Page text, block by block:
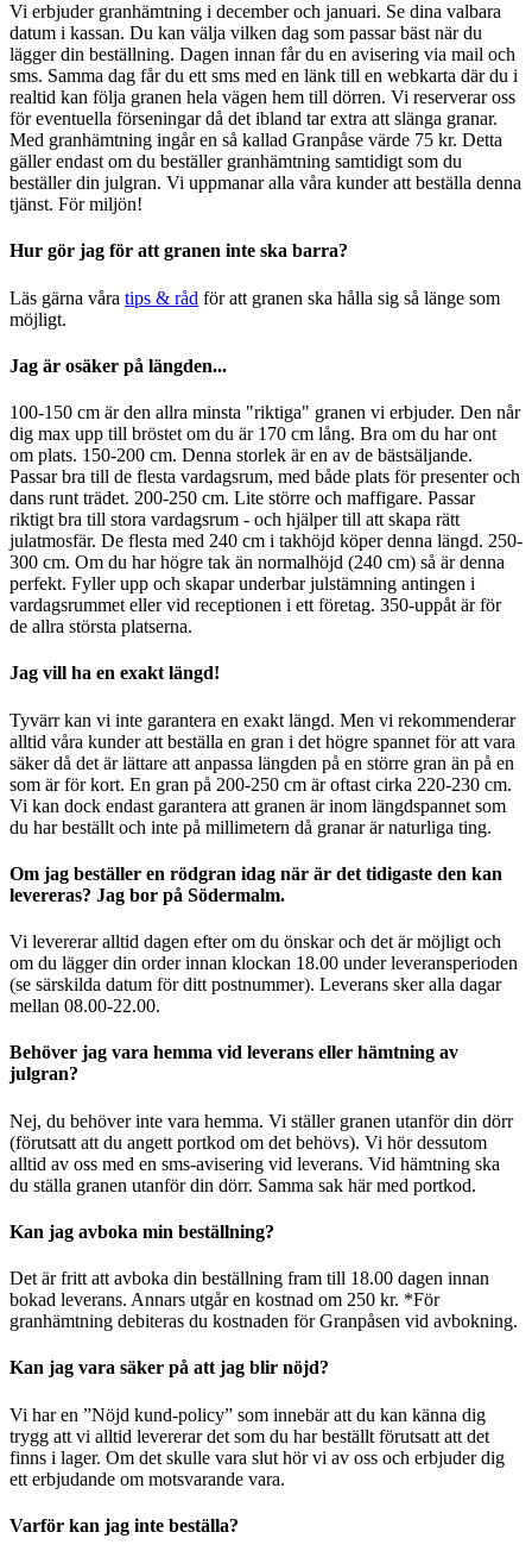
Vi erbjuder granhämtning i december och januari. Se dina valbara
datum i kassan. Du kan välja vilken dag som passar bäst när du
lägger din beställning. Dagen innan får du en avisering via mail och
sms. Samma dag får du ett sms med en länk till en webkarta där du i
realtid kan följa granen hela vägen hem till dörren. Vi reserverar oss
för eventuella förseningar då det ibland tar extra att slänga granar.
Med granhämtning ingår en så kallad Granpåse värde 75 kr. Detta
gäller endast om du beställer granhämtning samtidigt som du
beställer din julgran. Vi uppmanar alla våra kunder att beställa denna
tjänst. För miljön!
Hur gör jag för att granen inte ska barra?
Läs gärna våra tips & råd för att granen ska hålla sig så länge som
möjligt.
Jag är osäker på längden...
100-150 cm är den allra minsta "riktiga" granen vi erbjuder. Den når
dig max upp till bröstet om du är 170 cm lång. Bra om du har ont
om plats. 150-200 cm. Denna storlek är en av de bästsäljande.
Passar bra till de flesta vardagsrum, med både plats för presenter och
dans runt trädet. 200-250 cm. Lite större och maffigare. Passar
riktigt bra till stora vardagsrum - och hjälper till att skapa rätt
julatmosfär. De flesta med 240 cm i takhöjd köper denna längd. 250-
300 cm. Om du har högre tak än normalhöjd (240 cm) så är denna
perfekt. Fyller upp och skapar underbar julstämning antingen i
vardagsrummet eller vid receptionen i ett företag. 350-uppåt är för
de allra största platserna.
Jag vill ha en exakt längd!
Tyvärr kan vi inte garantera en exakt längd. Men vi rekommenderar
alltid våra kunder att beställa en gran i det högre spannet för att vara
säker då det är lättare att anpassa längden på en större gran än på en
som är för kort. En gran på 200-250 cm är oftast cirka 220-230 cm.
Vi kan dock endast garantera att granen är inom längdspannet som
du har beställt och inte på millimetern då granar är naturliga ting.
Om jag beställer en rödgran idag när är det tidigaste den kan
levereras? Jag bor på Södermalm.
Vi levererar alltid dagen efter om du önskar och det är möjligt och
om du lägger din order innan klockan 18.00 under leveransperioden
(se särskilda datum för ditt postnummer). Leverans sker alla dagar
mellan 08.00-22.00.
Behöver jag vara hemma vid leverans eller hämtning av
julgran?
Nej, du behöver inte vara hemma. Vi ställer granen utanför din dörr
(förutsatt att du angett portkod om det behövs). Vi hör dessutom
alltid av oss med en sms-avisering vid leverans. Vid hämtning ska
du ställa granen utanför din dörr. Samma sak här med portkod.
Kan jag avboka min beställning?
Det är fritt att avboka din beställning fram till 18.00 dagen innan
bokad leverans. Annars utgår en kostnad om 250 kr. *För
granhämtning debiteras du kostnaden för Granpåsen vid avbokning.
Kan jag vara säker på att jag blir nöjd?
Vi har en ”Nöjd kund-policy” som innebär att du kan känna dig
trygg att vi alltid levererar det som du har beställt förutsatt att det
finns i lager. Om det skulle vara slut hör vi av oss och erbjuder dig
ett erbjudande om motsvarande vara.
Varför kan jag inte beställa?